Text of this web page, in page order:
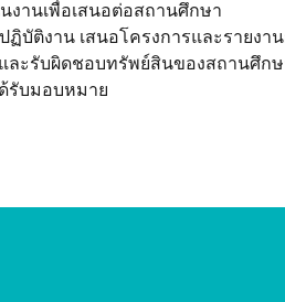
งานเพื่อเสนอต่อสถานศึกษา
ฏิบัติงาน เสนอโครงการและรายง
ละรับผิดชอบทรัพย์สินของสถานศึก
รับมอบหมาย